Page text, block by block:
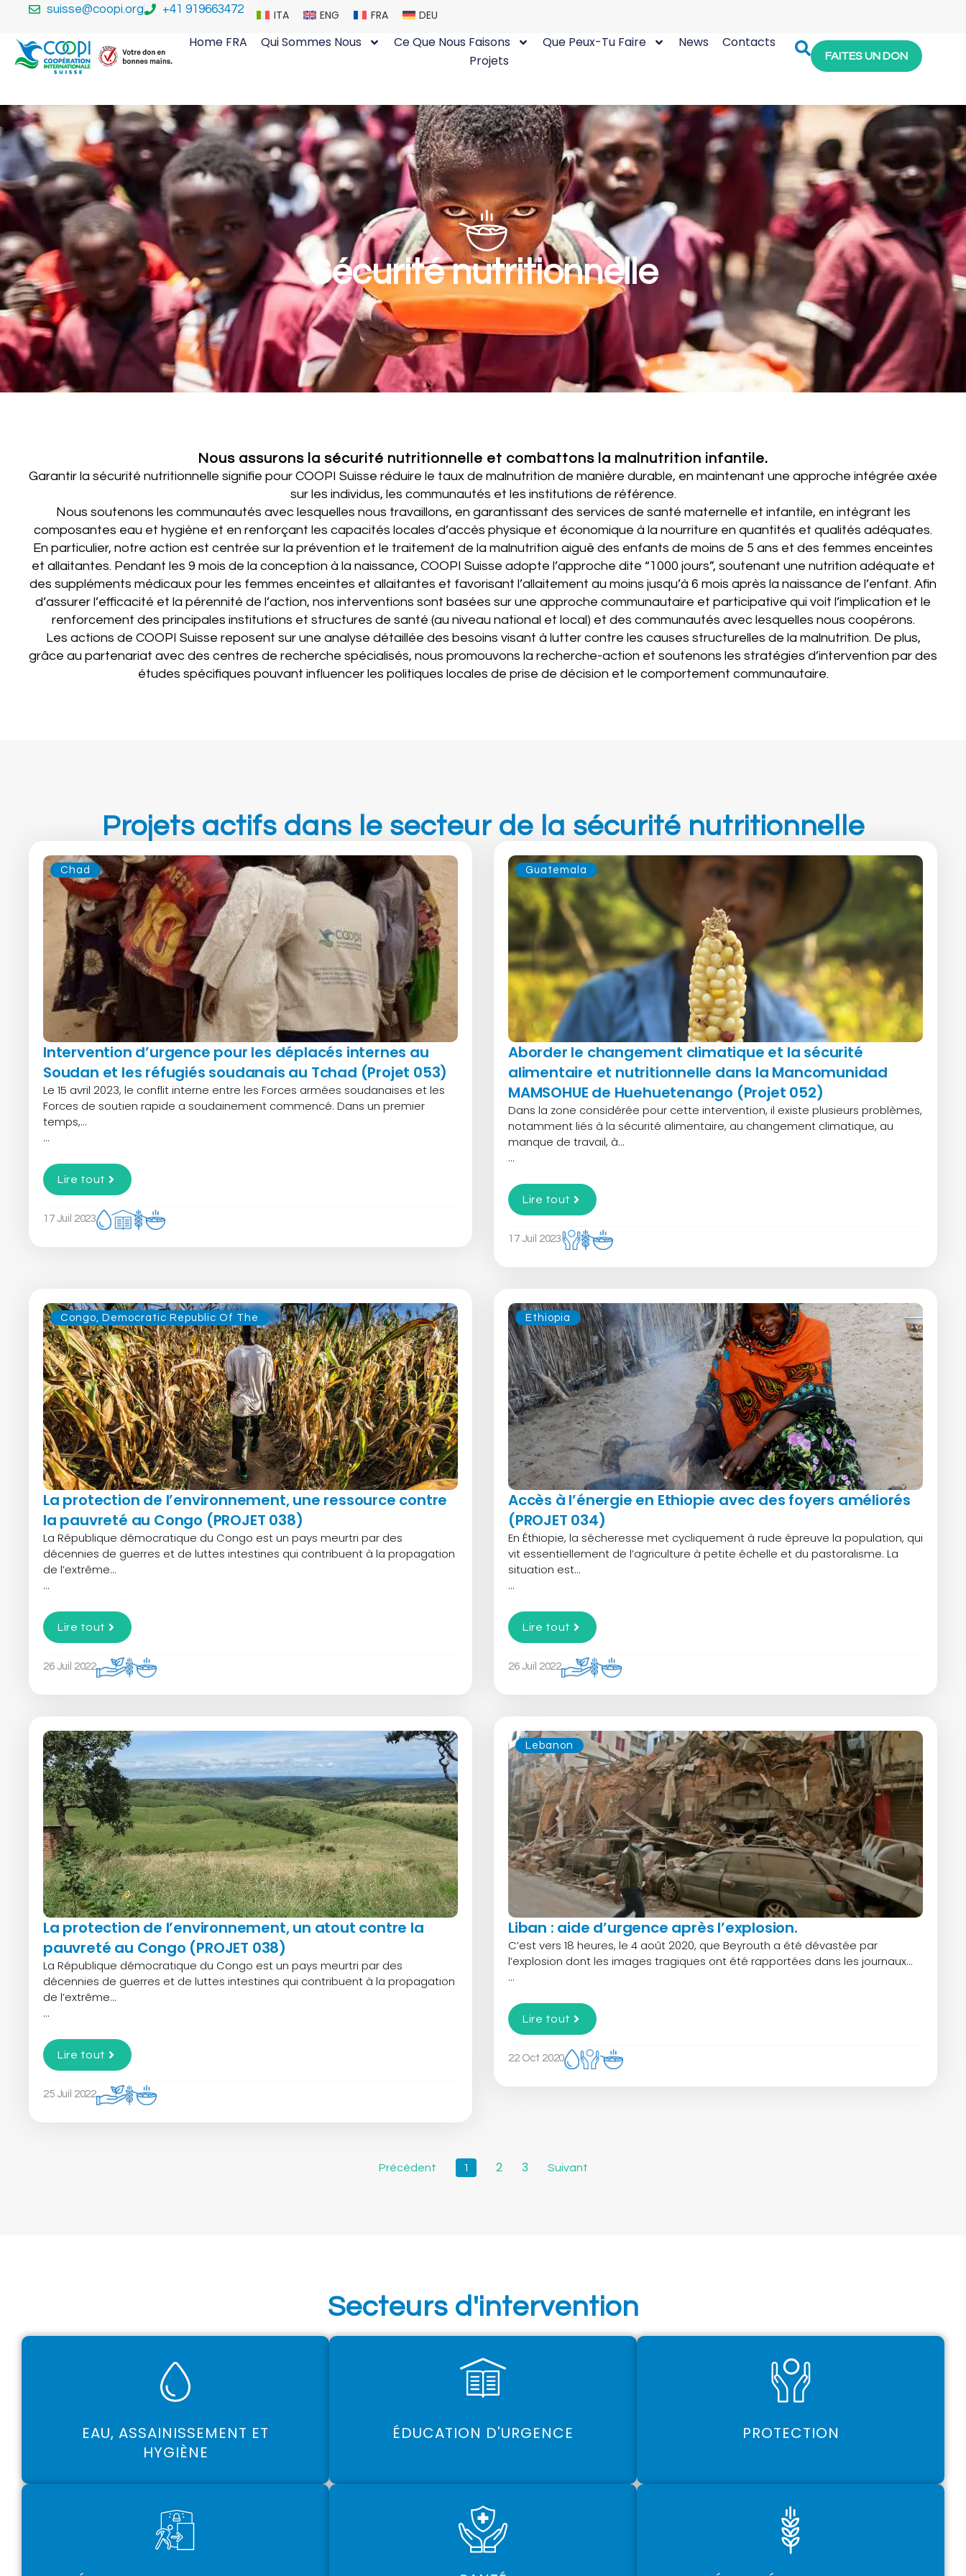
suisse@coopi.org +41 919663472 ITA ENG FRA DEU
Home FRA Qui Sommes Nous Ce Que Nous Faisons Que Peux-Tu Faire News
Contacts
Projets
FAITES UN DON
Sécurité nutritionnelle
Nous assurons la sécurité nutritionnelle et combattons la malnutrition infantile.
Garantir la sécurité nutritionnelle signifie pour COOPI Suisse réduire le taux de malnutrition de manière durable, en maintenant une approche intégrée axée
sur les individus, les communautés et les institutions de référence.
Nous soutenons les communautés avec lesquelles nous travaillons, en garantissant des services de santé maternelle et infantile, en intégrant les
composantes eau et hygiène et en renforçant les capacités locales d’accès physique et économique à la nourriture en quantités et qualités adéquates.
En particulier, notre action est centrée sur la prévention et le traitement de la malnutrition aiguë des enfants de moins de 5 ans et des femmes enceintes
et allaitantes. Pendant les 9 mois de la conception à la naissance, COOPI Suisse adopte l’approche dite “1000 jours”, soutenant une nutrition adéquate et
des suppléments médicaux pour les femmes enceintes et allaitantes et favorisant l’allaitement au moins jusqu’à 6 mois après la naissance de l’enfant. Afin
d’assurer l’efficacité et la pérennité de l’action, nos interventions sont basées sur une approche communautaire et participative qui voit l’implication et le
renforcement des principales institutions et structures de santé (au niveau national et local) et des communautés avec lesquelles nous coopérons.
Les actions de COOPI Suisse reposent sur une analyse détaillée des besoins visant à lutter contre les causes structurelles de la malnutrition. De plus,
grâce au partenariat avec des centres de recherche spécialisés, nous promouvons la recherche-action et soutenons les stratégies d’intervention par des
études spécifiques pouvant influencer les politiques locales de prise de décision et le comportement communautaire.
Projets actifs dans le secteur de la sécurité nutritionnelle
Chad
Intervention d’urgence pour les déplacés internes au
Soudan et les réfugiés soudanais au Tchad (Projet 053)
Le 15 avril 2023, le conflit interne entre les Forces armées soudanaises et les
Forces de soutien rapide a soudainement commencé. Dans un premier
temps,…
...
Lire tout
17 Juil 2023
Guatemala
Aborder le changement climatique et la sécurité
alimentaire et nutritionnelle dans la Mancomunidad
MAMSOHUE de Huehuetenango (Projet 052)
Dans la zone considérée pour cette intervention, il existe plusieurs problèmes,
notamment liés à la sécurité alimentaire, au changement climatique, au
manque de travail, à…
...
Lire tout
17 Juil 2023
Congo, Democratic Republic Of The
La protection de l’environnement, une ressource contre
la pauvreté au Congo (PROJET 038)
La République démocratique du Congo est un pays meurtri par des
décennies de guerres et de luttes intestines qui contribuent à la propagation
de l’extrême…
...
Lire tout
26 Juil 2022
Ethiopia
Accès à l’énergie en Ethiopie avec des foyers améliorés
(PROJET 034)
En Éthiopie, la sécheresse met cycliquement à rude épreuve la population, qui
vit essentiellement de l’agriculture à petite échelle et du pastoralisme. La
situation est…
...
Lire tout
26 Juil 2022
La protection de l’environnement, un atout contre la
pauvreté au Congo (PROJET 038)
La République démocratique du Congo est un pays meurtri par des
décennies de guerres et de luttes intestines qui contribuent à la propagation
de l’extrême…
...
Lire tout
25 Juil 2022
Lebanon
Liban : aide d’urgence après l’explosion.
C’est vers 18 heures, le 4 août 2020, que Beyrouth a été dévastée par
l’explosion dont les images tragiques ont été rapportées dans les journaux…
...
Lire tout
22 Oct 2020
Précédent 1 2 3 Suivant
Secteurs d'intervention
EAU, ASSAINISSEMENT ET
HYGIÈNE
ÉDUCATION D'URGENCE PROTECTION